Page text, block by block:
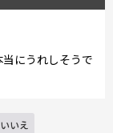
にうれしそうで
いいえ